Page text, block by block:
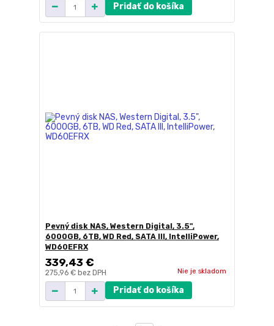
Pridať do košíka
Pevný disk NAS, Western Digital, 3.5",
6000GB, 6TB, WD Red, SATA III, IntelliPower,
WD60EFRX
339,43 €
275,96 € bez DPH Nie je skladom
Pridať do košíka